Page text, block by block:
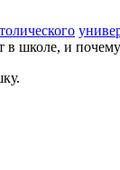
школе, и